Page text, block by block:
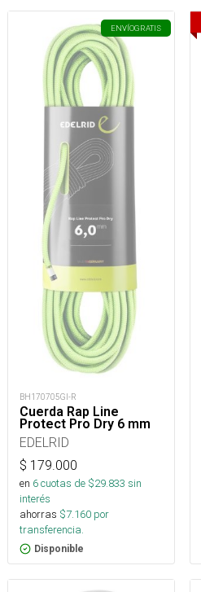
ENVÍOGRATIS
BH170705GI-R
Cuerda Rap Line
Protect Pro Dry 6 mm
EDELRID
$ 179.000
en 6cuotas de $29.833 sin
interés
ahorras $7.160 por
transferencia.
Disponible